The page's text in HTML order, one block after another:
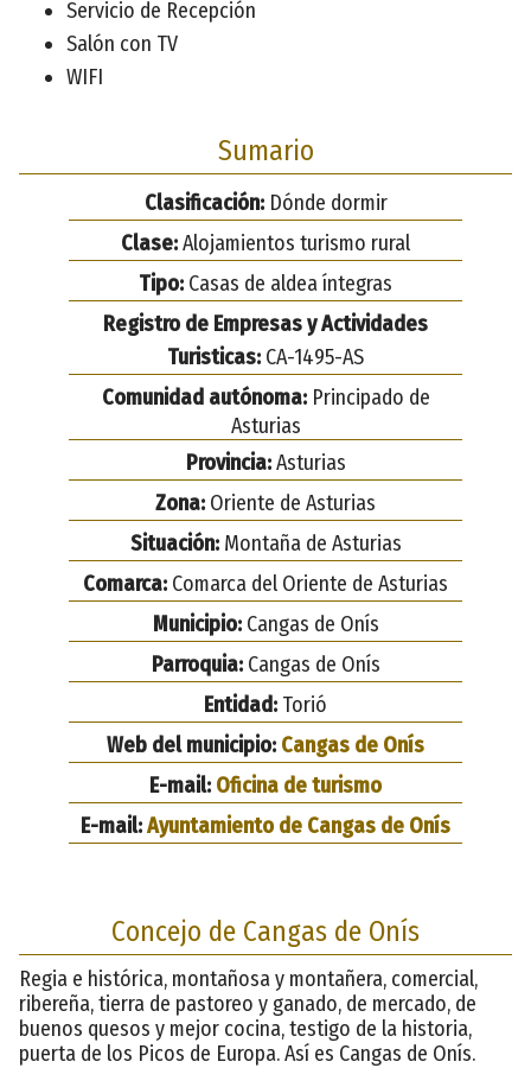
Servicio de Recepción
Salón con TV
WIFI
Sumario
Clasificación:Dónde dormir
Clase:Alojamientos turismo rural
Tipo: Casas de aldea íntegras
Registro de Empresas y Actividades
Turisticas: CA-1495-AS
Comunidad autónoma:Principado de
Asturias
Provincia:Asturias
Zona: Oriente de Asturias
Situación:Montaña de Asturias
Comarca: Comarca del Oriente de Asturias
Municipio:Cangas de Onís
Parroquia:Cangas de Onís
Entidad: Torió
Web del municipio: Cangas de Onís
E-mail: Oficina de turismo
E-mail:Ayuntamiento de Cangas de Onís
Concejo de Cangas de Onís
Regia e histórica, montañosa y montañera, comercial,
ribereña, tierra de pastoreo y ganado, de mercado, de
buenos quesos y mejor cocina, testigo de la historia,
puerta de los Picos de Europa. Así es Cangas de Onís.